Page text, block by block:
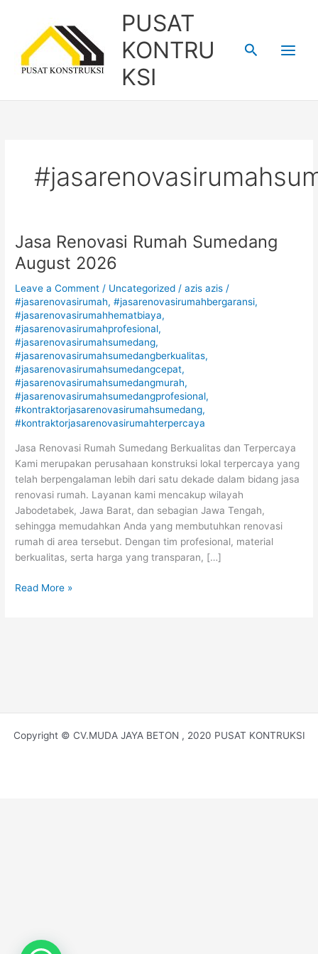
content
PUSAT
KONTRU
KSI
Search
Jasa Renovasi Rumah Sumedang
August 2026
Leave a Comment / Uncategorized /azis azis/
#jasarenovasirumah,#jasarenovasirumahbergaransi,
#jasarenovasirumahhematbiaya,
#jasarenovasirumahprofesional,
#jasarenovasirumahsumedang,
#jasarenovasirumahsumedangberkualitas,
#jasarenovasirumahsumedangcepat,
#jasarenovasirumahsumedangmurah,
#jasarenovasirumahsumedangprofesional,
#kontraktorjasarenovasirumahsumedang,
#kontraktorjasarenovasirumahterpercaya
Jasa Renovasi Rumah Sumedang Berkualitas dan Terpercaya
Kami merupakan perusahaan konstruksi lokal terpercaya yang
telah berpengalaman lebih dari satu dekade dalam bidang jasa
renovasi rumah. Layanan kami mencakup wilayah
Jabodetabek, Jawa Barat, dan sebagian Jawa Tengah,
sehingga memudahkan Anda yang membutuhkan renovasi
rumah di area tersebut. Dengan tim profesional, material
berkualitas, serta harga yang transparan, […]
Jasa
Renovasi
Rumah
Sumedang
August
2026
Read More »
Copyright © CV.MUDA JAYA BETON , 2020 PUSAT KONTRUKSI